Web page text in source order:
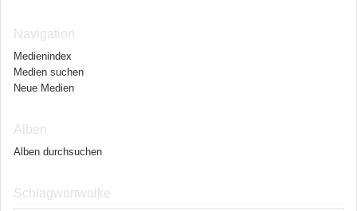
Navigation
Medienindex
Medien suchen
Neue Medien
Alben
Alben durchsuchen
Schlagwortwolke